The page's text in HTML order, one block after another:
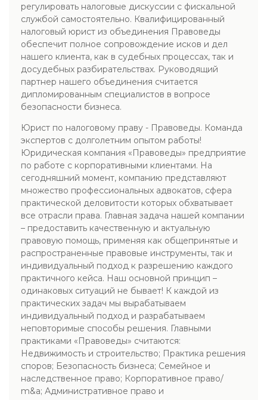
регулировать налоговые дискуссии с фискальной
службой самостоятельно. Квалифицированный
налоговый юрист из объединения Правоведы
обеспечит полное сопровождение исков и дел
нашего клиента, как в судебных процессах, так и
досудебных разбирательствах. Руководящий
партнер нашего объединения считается
дипломированным специалистов в вопросе
безопасности бизнеса.
Юрист по налоговому праву - Правоведы. Команда
экспертов с долголетним опытом работы!
Юридическая компания «Правоведы» предприятие
по работе с корпоративными клиентами. На
сегодняшний момент, компанию представляют
множество профессиональных адвокатов, сфера
практической деловитости которых обхватывает
все отрасли права. Главная задача нашей компании
– предоставить качественную и актуальную
правовую помощь, применяя как общепринятые и
распространенные правовые инструменты, так и
индивидуальный подход к разрешению каждого
практичного кейса. Наш основной принцип –
одинаковых ситуаций не бывает! К каждой из
практических задач мы вырабатываем
индивидуальный подход и разрабатываем
неповторимые способы решения. Главными
практиками «Правоведы» считаются:
Недвижимость и строительство; Практика решения
споров; Безопасность бизнеса; Семейное и
наследственное право; Корпоративное право/
m&a; Административное право и